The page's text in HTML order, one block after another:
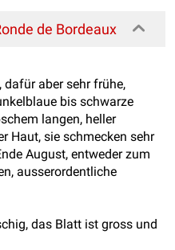
de Bordeaux
aber sehr frühe,
bis schwarze
langen, heller
Haut, sie schmecken sehr
August, entweder zum
ausserordentliche
das Blatt ist gross und